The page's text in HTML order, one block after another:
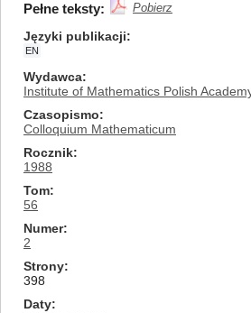
Pełne teksty: Pobierz
Języki publikacji
EN
Wydawca
Institute of Mathematics Polish
Czasopismo
Colloquium Mathematicum
Rocznik
1988
Tom
56
Numer
2
Strony
398
Daty